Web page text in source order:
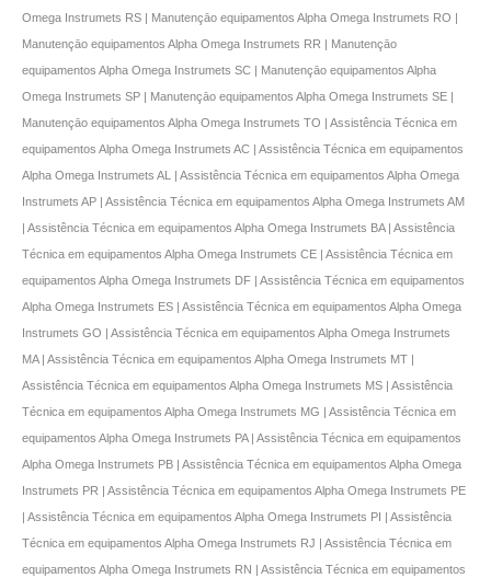
Omega Instrumets RS | Manutençāo equipamentos Alpha Omega Instrumets RO |
Manutençāo equipamentos Alpha Omega Instrumets RR | Manutençāo
equipamentos Alpha Omega Instrumets SC | Manutençāo equipamentos Alpha
Omega Instrumets SP | Manutençāo equipamentos Alpha Omega Instrumets SE |
Manutençāo equipamentos Alpha Omega Instrumets TO | Assistência Técnica em
equipamentos Alpha Omega Instrumets AC | Assistência Técnica em equipamentos
Alpha Omega Instrumets AL | Assistência Técnica em equipamentos Alpha Omega
Instrumets AP | Assistência Técnica em equipamentos Alpha Omega Instrumets AM
| Assistência Técnica em equipamentos Alpha Omega Instrumets BA | Assistência
Técnica em equipamentos Alpha Omega Instrumets CE | Assistência Técnica em
equipamentos Alpha Omega Instrumets DF | Assistência Técnica em equipamentos
Alpha Omega Instrumets ES | Assistência Técnica em equipamentos Alpha Omega
Instrumets GO | Assistência Técnica em equipamentos Alpha Omega Instrumets
MA | Assistência Técnica em equipamentos Alpha Omega Instrumets MT |
Assistência Técnica em equipamentos Alpha Omega Instrumets MS | Assistência
Técnica em equipamentos Alpha Omega Instrumets MG | Assistência Técnica em
equipamentos Alpha Omega Instrumets PA | Assistência Técnica em equipamentos
Alpha Omega Instrumets PB | Assistência Técnica em equipamentos Alpha Omega
Instrumets PR | Assistência Técnica em equipamentos Alpha Omega Instrumets PE
| Assistência Técnica em equipamentos Alpha Omega Instrumets PI | Assistência
Técnica em equipamentos Alpha Omega Instrumets RJ | Assistência Técnica em
equipamentos Alpha Omega Instrumets RN | Assistência Técnica em equipamentos